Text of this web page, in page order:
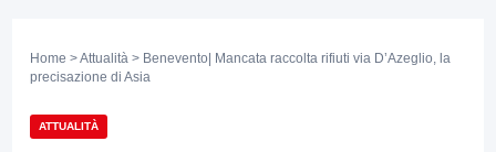
Home >Attualità > Benevento| Mancata raccolta rifiuti via D’Azeglio, la
precisazione di Asia
ATTUALITÀ